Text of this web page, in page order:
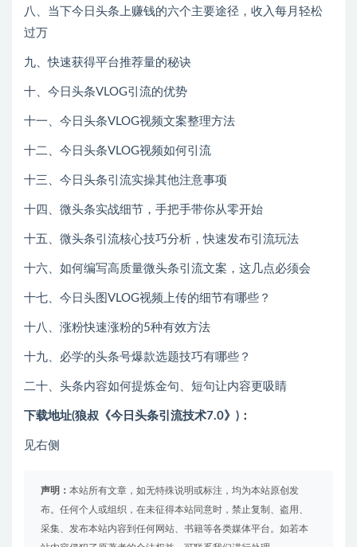
八、当下今日头条上赚钱的六个主要途径，收入每月轻松
过万
九、快速获得平台推荐量的秘诀
十、今日头条VLOG引流的优势
十一、今日头条VLOG视频文案整理方法
十二、今日头条VLOG视频如何引流
十三、今日头条引流实操其他注意事项
十四、微头条实战细节，手把手带你从零开始
十五、微头条引流核心技巧分析，快速发布引流玩法
十六、如何编写高质量微头条引流文案，这几点必须会
十七、今日头图VLOG视频上传的细节有哪些？
十八、涨粉快速涨粉的5种有效方法
十九、必学的头条号爆款选题技巧有哪些？
二十、头条内容如何提炼金句、短句让内容更吸睛
下载地址(狼叔《今日头条引流技术7.0》)：
见右侧
声明： 本站所有文章，如无特殊说明或标注，均为本站原创发
布。任何个人或组织，在未征得本站同意时，禁止复制、盗用、
采集、发布本站内容到任何网站、书籍等各类媒体平台。如若本